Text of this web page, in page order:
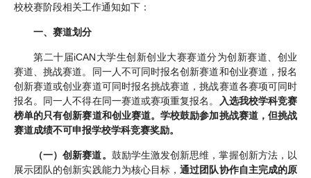
校校赛阶段相关工作通知如下：
一、赛道划分
第二十届iCAN大学生创新创业大赛赛道分为创新赛道、创业
赛道、挑战赛道。同一人不可同时报名创新赛道和创业赛道，报名
创新赛道或创业赛道可同时报名挑战赛道，挑战赛道各赛项可同时
报名。同一人不得在同一赛道或赛项重复报名。
入选我校学科竞赛
榜单的只有创新赛道和创业赛道。学校鼓励参加挑战赛道，但挑战
赛道成绩不可申报学校学科竞赛奖励。
（一）创新赛道。 鼓励学生激发创新思维，掌握创新方法，以
展示团队的创新实践能力为核心目标，通过团队协作自主完成的原